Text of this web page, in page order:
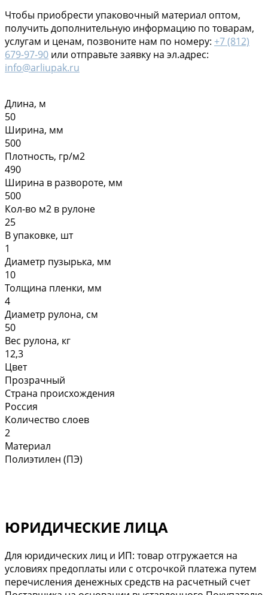
Чтобы приобрести упаковочный материал оптом,
получить дополнительную информацию по товарам,
услугам и ценам, позвоните нам по номеру: +7 (812)
679-97-90 или отправьте заявку на эл.адрес:
info@arliupak.ru
Длина, м
50
Ширина, мм
500
Плотность, гр/м2
490
Ширина в развороте, мм
500
Кол-во м2 в рулоне
25
В упаковке, шт
1
Диаметр пузырька, мм
10
Толщина пленки, мм
4
Диаметр рулона, см
50
Вес рулона, кг
12,3
Цвет
Прозрачный
Страна происхождения
Россия
Количество слоев
2
Материал
Полиэтилен (ПЭ)
ЮРИДИЧЕСКИЕ ЛИЦА
Для юридических лиц и ИП: товар отгружается на
условиях предоплаты или с отсрочкой платежа путем
перечисления денежных средств на расчетный счет